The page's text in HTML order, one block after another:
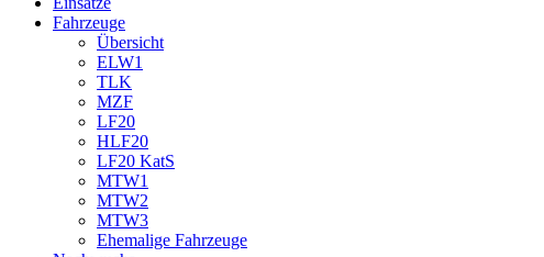
Fahrzeuge
Übersicht
ELW1
TLK
MZF
LF20
HLF20
LF20 KatS
MTW1
MTW2
MTW3
Ehemalige Fahrzeuge